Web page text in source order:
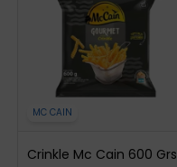
MC CAIN
Crinkle Mc Cain 600 Grs